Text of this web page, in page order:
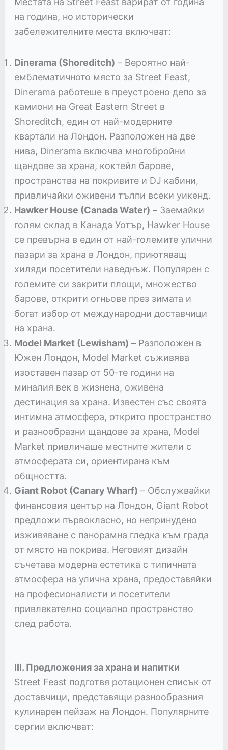
на година, но исторически
забележителните места включват:
Dinerama (Shoreditch) – Вероятно най-
емблематичното място за Street Feast,
Dinerama работеше в преустроено депо за
камиони на Great Eastern Street в
Shoreditch, един от най-модерните
квартали на Лондон. Разположен на две
нива, Dinerama включва многобройни
щандове за храна, коктейл барове,
пространства на покривите и DJ кабини,
привличайки оживени тълпи всеки уикенд.
Hawker House (Canada Water) – Заемайки
голям склад в Канада Уотър, Hawker House
се превърна в един от най-големите улични
пазари за храна в Лондон, приютяващ
хиляди посетители наведнъж. Популярен с
големите си закрити площи, множество
барове, открити огньове през зимата и
богат избор от международни доставчици
на храна.
Model Market (Lewisham) – Разположен в
Южен Лондон, Model Market съживява
изоставен пазар от 50-те години на
миналия век в жизнена, оживена
дестинация за храна. Известен със своята
интимна атмосфера, открито пространство
и разнообразни щандове за храна, Model
Market привличаше местните жители с
атмосферата си, ориентирана към
общността.
Giant Robot (Canary Wharf) – Обслужвайки
финансовия център на Лондон, Giant Robot
предложи първокласно, но непринудено
изживяване с панорамна гледка към града
от място на покрива. Неговият дизайн
съчетава модерна естетика с типичната
атмосфера на улична храна, предоставяйки
на професионалисти и посетители
привлекателно социално пространство
след работа.
III. Предложения за храна и напитки
Street Feast подготвя ротационен списък от
доставчици, представящи разнообразния
кулинарен пейзаж на Лондон. Популярните
сергии включват: